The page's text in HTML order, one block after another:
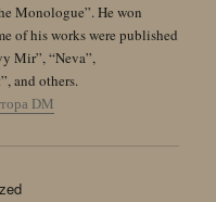
Monologue”. He won
of his works were published
Mir”, “Neva”,
and others.
DM